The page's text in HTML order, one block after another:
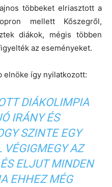
többeket elriasztott a
mellett Kőszegről,
diákok, mégis többen
az eseményeket.
elnöke így nyilatkozott:
DIÁKOLIMPIA
IRÁNY ÉS
SZINTE EGY
VÉGIGMEGY AZ
ELJUT MINDEN
EHHEZ MÉG